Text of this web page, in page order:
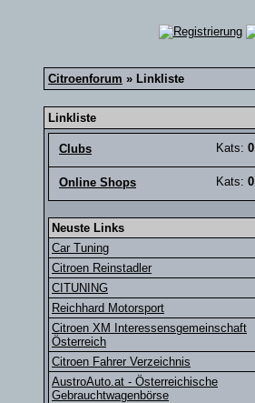
Citroenforum » Linkliste
Linkliste
Clubs Kats: 0
Online Shops Kats: 0
Neuste Links
Car Tuning
Citroen Reinstadler
CITUNING
Reichhard Motorsport
Citroen XM Interessensgemeinschaft
Österreich
Citroen Fahrer Verzeichnis
AustroAuto.at - Österreichische
Gebrauchtwagenbörse